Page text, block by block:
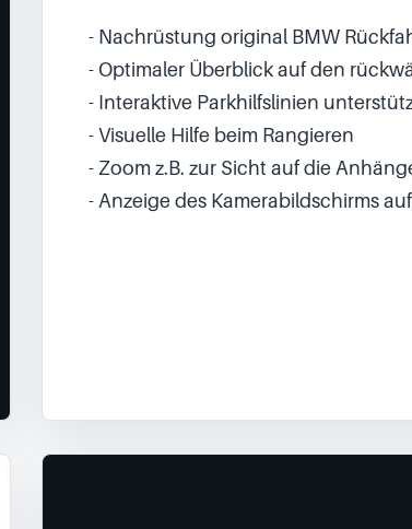
- Nachrüstung original BMW
- Optimaler Überblick auf den
- Interaktive Parkhilfslinien
- Visuelle Hilfe beim Rangieren
- Zoom z.B. zur Sicht auf die
- Anzeige des Kamerabildschirms